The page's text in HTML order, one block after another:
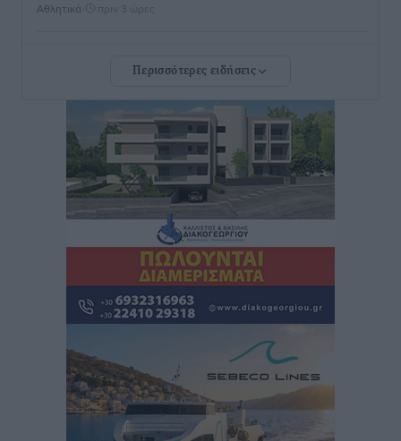
Αθλητικά πριν 3 ώρες
πριν 3 ώρες
Γ.Σ. Διαγόρας: Εντατική προετοιμασία και επιστροφή
Ρίζου στις Ακαδημίες
Αθλητικά πριν 3 ώρες
Εθνική Ανδρών: Ραντεβού στο Telekom Center Athens
ΕΠΟ: Απέσυρε τη στήριξή της στην υποψηφιότητα
του Ινφαντίνο
Φοίβος Κω: Το «ευχαριστώ» για το 9ο Kos 3X3
Basketball Festival
πριν 3 ώρες
Περισσότερες ειδήσεις